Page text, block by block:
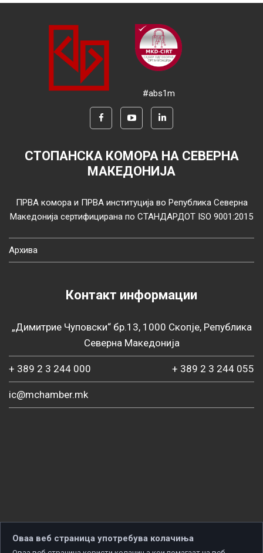
#abs1m
СТОПАНСКА КОМОРА НА СЕВЕРНА
МАКЕДОНИЈА
ПРВА комора и ПРВА институција во Република Северна
Македонија сертифицирана по СТАНДАРДОТ ISO 9001:2015
Архива
Контакт информации
„Димитрие Чуповски“ бр.13, 1000 Скопје, Република
Северна Македонија
+ 389 2 3 244 000 + 389 2 3 244 055
ic@mchamber.mk
Оваа веб страница употребува колачиња